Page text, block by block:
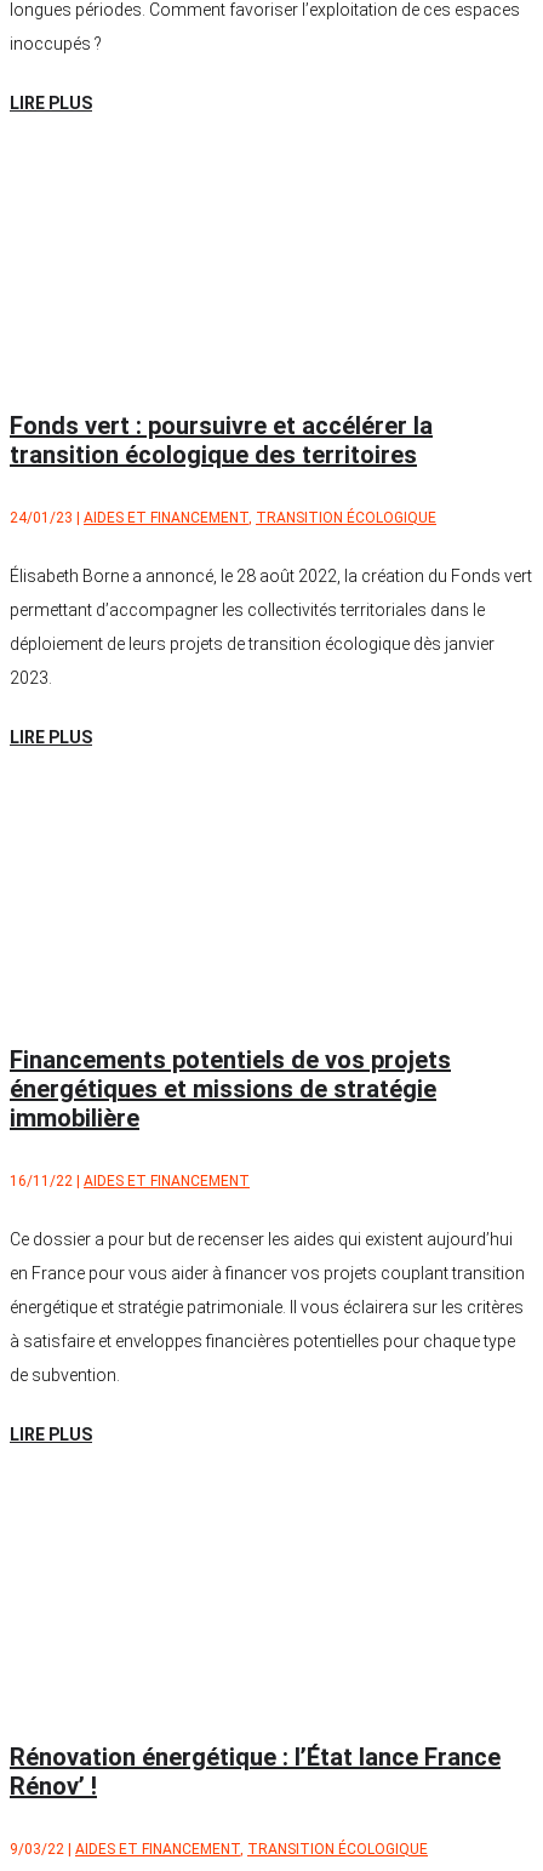
longues périodes. Comment favoriser l’exploitation de ces espaces
inoccupés ?
LIRE PLUS
Fonds vert : poursuivre et accélérer la
transition écologique des territoires
24/01/23 AIDES ET FINANCEMENT, TRANSITION ÉCOLOGIQUE
Élisabeth Borne a annoncé, le 28 août 2022, la création du Fonds vert
permettant d’accompagner les collectivités territoriales dans le
déploiement de leurs projets de transition écologique dès janvier
2023.
LIRE PLUS
Financements potentiels de vos projets
énergétiques et missions de stratégie
immobilière
16/11/22 AIDES ET FINANCEMENT
Ce dossier a pour but de recenser les aides qui existent aujourd’hui
en France pour vous aider à financer vos projets couplant transition
énergétique et stratégie patrimoniale. Il vous éclairera sur les critères
à satisfaire et enveloppes financières potentielles pour chaque type
de subvention.
LIRE PLUS
Rénovation énergétique : l’État lance France
Rénov’ !
9/03/22 AIDES ET FINANCEMENT, TRANSITION ÉCOLOGIQUE